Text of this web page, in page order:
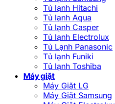
Tủ lạnh Hitachi
Tủ lạnh Aqua
Tủ lạnh Casper
Tủ lạnh Electrolux
Tủ Lạnh Panasonic
Tủ lạnh Funiki
Tủ lạnh Toshiba
Máy giặt
Máy Giặt LG
Máy Giặt Samsung